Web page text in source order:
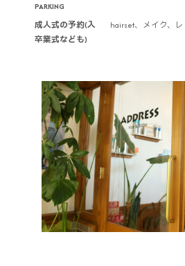
PARKING
成人式の予約(入
卒業式なども)
hairset、メイク、